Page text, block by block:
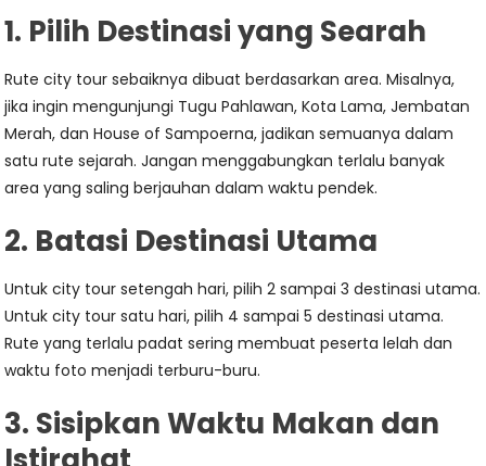
1. Pilih Destinasi yang Searah
Rute city tour sebaiknya dibuat berdasarkan area. Misalnya,
jika ingin mengunjungi Tugu Pahlawan, Kota Lama, Jembatan
Merah, dan House of Sampoerna, jadikan semuanya dalam
satu rute sejarah. Jangan menggabungkan terlalu banyak
area yang saling berjauhan dalam waktu pendek.
2. Batasi Destinasi Utama
Untuk city tour setengah hari, pilih 2 sampai 3 destinasi utama.
Untuk city tour satu hari, pilih 4 sampai 5 destinasi utama.
Rute yang terlalu padat sering membuat peserta lelah dan
waktu foto menjadi terburu-buru.
3. Sisipkan Waktu Makan dan